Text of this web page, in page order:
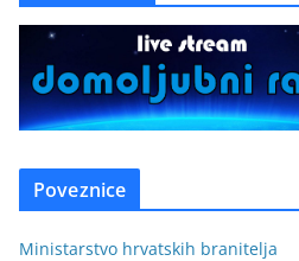
Poveznice
Ministarstvo hrvatskih branitelja